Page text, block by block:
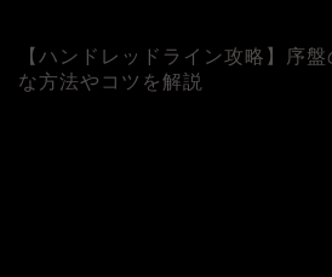
【ハンドレッドライン攻略】序
な方法やコツを解説